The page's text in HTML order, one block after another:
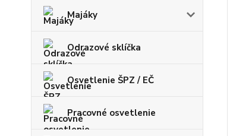
Majáky
Odrazové sklíčka
Osvetlenie ŠPZ / EČ
Pracovné osvetlenie